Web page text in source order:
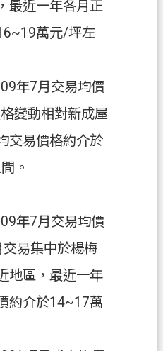
最近一年各月正
萬元/坪左
年7月交易均價
變動相對新成屋
交易價格約介於
。
年7月交易均價
易集中於楊梅
地區，最近一年
約介於14~17萬